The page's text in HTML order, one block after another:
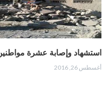
استشهاد وإصابة عشرة
أغسطس 26, 2016